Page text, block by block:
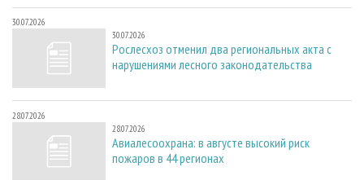
30.07.2026
30.07.2026
Рослесхоз отменил два региональных акта с
нарушениями лесного законодательства
28.07.2026
28.07.2026
Авиалесоохрана: в августе высокий риск
пожаров в 44 регионах